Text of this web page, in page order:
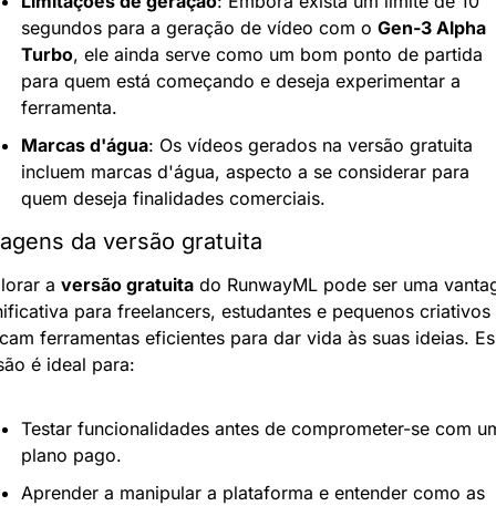
segundos para a geração de vídeo com o Gen-3 Alpha
Turbo, ele ainda serve como um bom ponto de partida
para quem está começando e deseja experimentar a
ferramenta.
Marcas d'água: Os vídeos gerados na versão gratuita
incluem marcas d'água, aspecto a se considerar para
quem deseja finalidades comerciais.
da versão gratuita
a versão gratuita do RunwayML pode ser uma
para freelancers, estudantes e pequenos criativos
ferramentas eficientes para dar vida às suas ideias.
é ideal para:
Testar funcionalidades antes de comprometer-se com
plano pago.
Aprender a manipular a plataforma e entender como as